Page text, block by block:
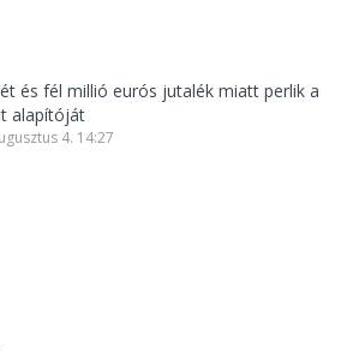
és fél millió eurós jutalék miatt perlik a
alapítóját
4. 14:27